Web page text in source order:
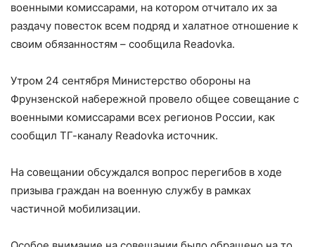
военными комиссарами, на котором отчитало их за
раздачу повесток всем подряд и халатное отношение к
своим обязанностям – сообщила Readovka.
Утром 24 сентября Министерство обороны на
Фрунзенской набережной провело общее совещание с
военными комиссарами всех регионов России, как
сообщил ТГ-каналу Readovka источник.
На совещании обсуждался вопрос перегибов в ходе
призыва граждан на военную службу в рамках
частичной мобилизации.